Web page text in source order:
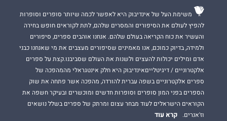
משימת העל של אינדיבוק היא לאפשר לכמה שיותר סופרים וסופרות
להפיץ לעולם את הסיפורים והמסרים שלהם, לתת לקוראים חופש בחירה
והעשיר את כוח הקריאה בעולם שלהם. אנחנו אוהבים ספרים, סיפורים
ולמידה, בדיוק כמוכם, אנו מאמינים שסיפורים מעצבים את מי שאנחנו כבני
אדם ומילים יכולות להעצים ולשנות את העולם שסביבנו.קצת על ספרים
אלקטרוניים / דיגיטלייםאינדיבוק היא חלק אינטגראלי מהמהפכה של
ספרים אלקטרוניים בשפה עברית להורדה, מהפכה אשר פתחה את שוק
הספרים בפני המון סופרים וסופרות חדשים ומוכשרים ובעיקר חשפה את
הקוראים הישראלים לעוד מבחר עצום ומרתק של ספרים בשלל נושאים
וז'אנרים.
קרא עוד